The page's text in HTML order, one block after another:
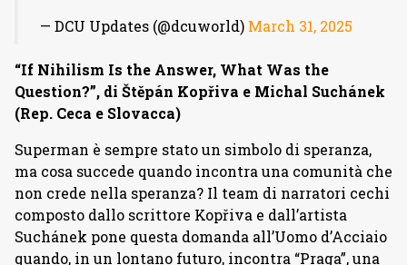
— DCU Updates (@dcuworld) March 31, 2025
“If Nihilism Is the Answer, What Was the
Question?”, di Štěpán Kopřiva e Michal Suchánek
(Rep. Ceca e Slovacca)
Superman è sempre stato un simbolo di speranza,
ma cosa succede quando incontra una comunità che
non crede nella speranza? Il team di narratori cechi
composto dallo scrittore Kopřiva e dall’artista
Suchánek pone questa domanda all’Uomo d’Acciaio
quando, in un lontano futuro, incontra “Praga”, una